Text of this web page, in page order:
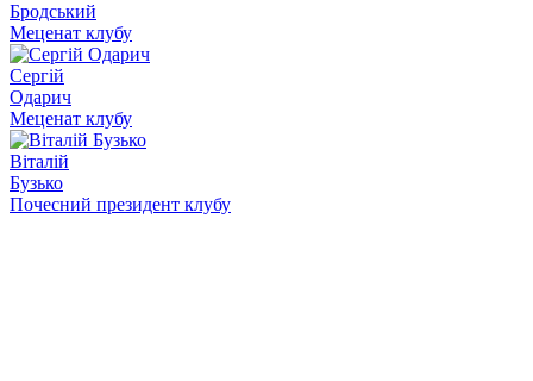
Бродський
Меценат клубу
Сергій
Одарич
Меценат клубу
Віталій
Бузько
Почесний президент клубу